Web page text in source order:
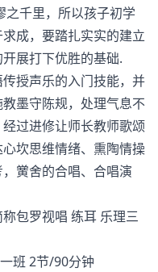
之千里，所以孩子初学
成，要踏扎实实的建立
展打下优胜的基础.
授声乐的入门技能，并
墨守陈规，处理气息不
过进修让师长教师歌颂
坎思维情绪、熏陶情操
黉舍的合唱、合唱演
包罗视唱 练耳 乐理三
班 2节/90分钟